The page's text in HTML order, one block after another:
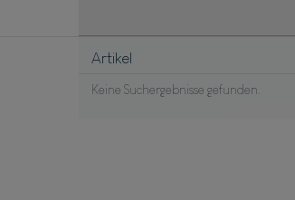
Artikel
Keine Suchergebnisse gefunden.